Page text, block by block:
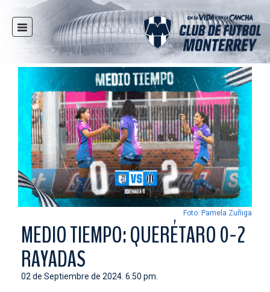
INICIO
NOTICIAS
CLUB
MULTIMEDIA
RAYADOS
RAYADAS
FUERZAS BÁSICAS
RESPONSABILIDAD SOCIAL
TAQUILLA
TIENDA
ESTADIO
PRENSA
Foto: Pamela Zuñiga
MEDIO TIEMPO: QUERÉTARO 0-2
RAYADAS
02 de Septiembre de 2024. 6:50 pm.